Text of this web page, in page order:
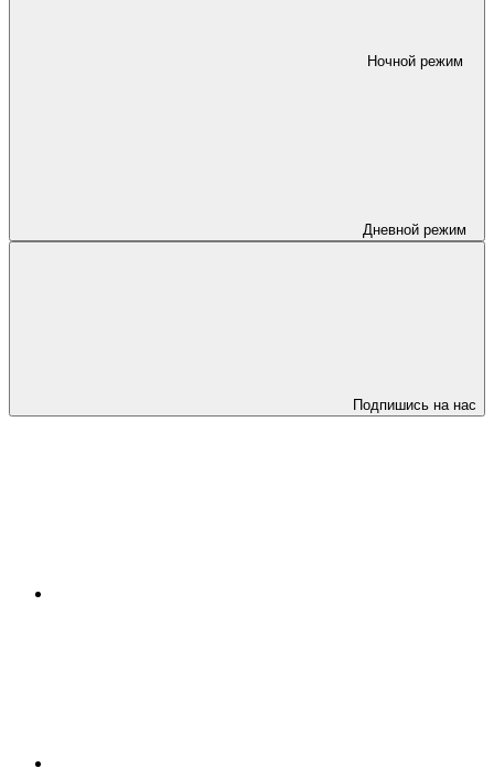
Ночной режим
Дневной режим
Подпишись на нас